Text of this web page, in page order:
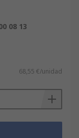
08 13
68,55 €/unidad